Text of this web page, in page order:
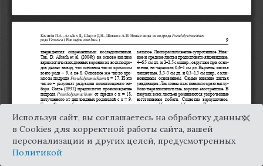
Используя сайт, вы соглашаетесь на обработку данных
в Cookies для корректной работы сайта, вашей
персонализации и других целей, предусмотренных
Политикой
×